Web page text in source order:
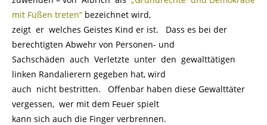
mit Füßen treten“ bezeichnet wird,
zeigt er welches Geistes Kind er ist. Dass es bei der
berechtigten Abwehr von Personen- und
Sachschäden auch Verletzte unter den gewalttätigen
linken Randalierern gegeben hat, wird
auch nicht bestritten. Offenbar haben diese Gewalttäter
vergessen, wer mit dem Feuer spielt
kann sich auch die Finger verbrennen.